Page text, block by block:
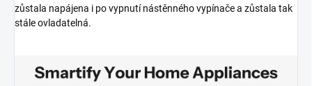
zůstala napájena i po vypnutí nástěnného vypínače a zůstala tak
stále ovladatelná.